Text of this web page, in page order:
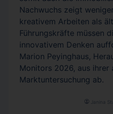
Nachwuchs zeigt
kreativem Arbeiten als
Führungskräfte müssen
innovativem Denken
Marion Peyinghaus,
Monitors 2026, aus ihrer
Marktuntersuchung ab.
Janina